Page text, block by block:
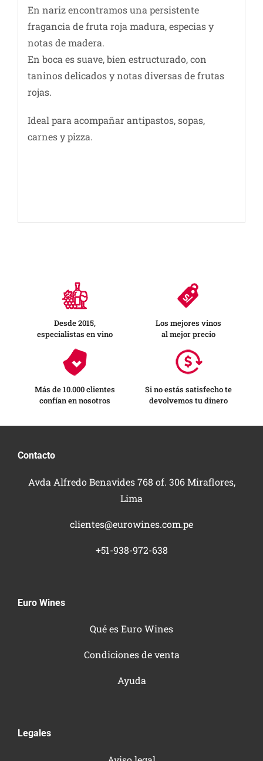
En nariz encontramos una persistente
fragancia de fruta roja madura, especias y
notas de madera.
En boca es suave, bien estructurado, con
taninos delicados y notas diversas de frutas
rojas.
Ideal para acompañar antipastos, sopas,
carnes y pizza.
Desde 2015,
especialistas en vino
Los mejores vinos
al mejor precio
Más de 10.000 clientes
confían en nosotros
Si no estás satisfecho te
devolvemos tu dinero
Contacto
Avda Alfredo Benavides 768 of. 306 Miraflores,
Lima
clientes@eurowines.com.pe
+51-938-972-638
Euro Wines
Qué es Euro Wines
Condiciones de venta
Ayuda
Legales